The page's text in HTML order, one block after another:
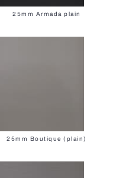
25mm Armada plain
25mm Boutique (plain)